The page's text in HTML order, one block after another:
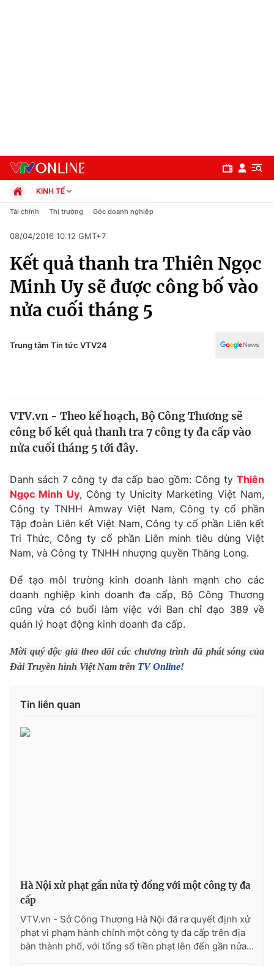
Chuyên mục
Chính trị
Xã hội
Pháp luật
Thế giới
Tin tức
Câu chuyện quốc tế
Kinh tế
Tài chính
Thị trường
Góc doanh nghiệp
Dữ liệu và đời sống
Truyền hình
Phim VTV
Hậu trường
Nhân vật
Khán giả
Giải sao mai
Giải trí
Điện ảnh
Âm nhạc
Đời sống
Du lịch
Làm đẹp
Chất lượng cuộc sống
Giáo dục
Tuyển sinh
Công nghệ
Giao lưu trực tuyến
Lịch phát sóng
Video Shorts video
VTV Money VTV Thể thao
VTV Sức khoẻ Bất động sản
KINH TẾ
Chính trị
Pháp luật
Kinh tế
Thể thao
Truyền hình
Văn hóa - Giải trí
Tài chính Thị trường Góc doanh nghiệp
08/04/2016 10:12 GMT+7
Kết quả thanh tra Thiên Ngọc
Minh Uy sẽ được công bố vào
nửa cuối tháng 5
Trung tâm Tin tức VTV24
VTV.vn - Theo kế hoạch, Bộ Công Thương sẽ
công bố kết quả thanh tra 7 công ty đa cấp vào
nửa cuối tháng 5 tới đây.
Danh sách 7 công ty đa cấp bao gồm: Công ty Thiên
Ngọc Minh Uy, Công ty Unicity Marketing Việt Nam,
Công ty TNHH Amway Việt Nam, Công ty cổ phần
Tập đoàn Liên kết Việt Nam, Công ty cổ phần Liên kết
Tri Thức, Công ty cổ phần Liên minh tiêu dùng Việt
Nam, và Công ty TNHH nhượng quyền Thăng Long.
Để tạo môi trường kinh doanh lành mạnh cho các
doanh nghiệp kinh doanh đa cấp, Bộ Công Thương
cũng vừa có buổi làm việc với Ban chỉ đạo 389 về
quản lý hoạt động kinh doanh đa cấp.
Mời quý độc giả theo dõi các chương trình đã phát sóng của
Đài Truyền hình Việt Nam trên TV Online!
Tin liên quan
Hà Nội xử phạt gần nửa tỷ đồng với một công ty đa
cấp
VTV.vn - Sở Công Thương Hà Nội đã ra quyết định xử
phạt vi phạm hành chính một công ty đa cấp trên địa
bàn thành phố, với tổng số tiền phạt lên đến gần nửa...